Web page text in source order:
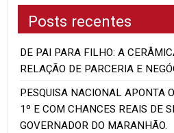
Posts recentes
DE PAI PARA FILHO: A
RELAÇÃO DE PARCERIA E
PESQUISA NACIONAL APONTA
1º E COM CHANCES REAIS DE
GOVERNADOR DO MARANHÃO.